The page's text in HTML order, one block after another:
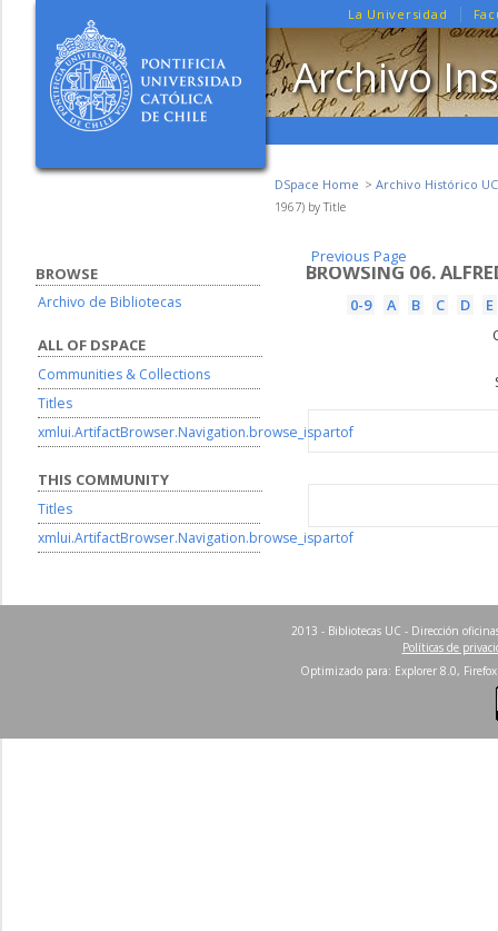
La Universidad
Archivo
DSpace Home
Archivo Histórico UC
1967) by Title
BROWSING 06.
0-9 A B C D
E
Previous Page
Previous Page
BROWSE
Archivo de Bibliotecas
ALL OF DSPACE
Communities & Collections
Titles
xmlui.ArtifactBrowser.Navigation.browse_ispartof
THIS COMMUNITY
Titles
xmlui.ArtifactBrowser.Navigation.browse_ispartof
2013 - Bibliotecas UC - Dirección
Políticas de
Optimizado para: Explorer 8.0,